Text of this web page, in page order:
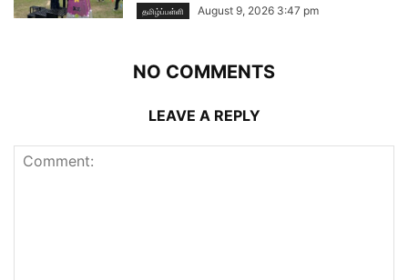
தமிழ்ப்பள்ளி August 9, 2026 3:47 pm
NO COMMENTS
LEAVE A REPLY